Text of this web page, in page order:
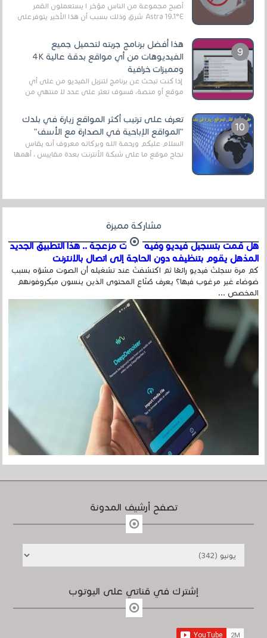
أصبح مجموعة من الناس مؤخر ا يستعملون القمر
Astra 19.1°E شرق وذلك بسبب أن هذا الأخير يتوفرعلى
هذا أفضل برنامج جربته لتحميل جميع
الفيديوهات من أي مواقع بدقة عالية 4K
ومميزات خرافية
إذا كنت تبحث عن برنامج لتنزيل الفيديو من على أي
موقع أو منصة، فسوف تعثر على عدد لا منتهي من
تعرف على ترتيب أكثر المواقع زيارة في بلدك
"المواقع الإباحية في الصدارة مع الأسف"
السلام عليكم ورحمة الله وبركاته معروف أنه يقاس
نجاح موقع ما على شبكة الأنترنت بعدة مقاييس ، أهمها
مشاركة مميزة
هل قمت بتسجيل فيديو وفيه أصوت مزعجة .. هذا التطبيق الجديد
المذهل يقوم بتنظيفه دون الحاجة إلى اتصال بالإنترنت
كم مرة سجلتَ فيديو رائعًا ثم اكتشفتَ عند تشغيله أن الصوت مشوّه بسبب
ضوضاء غير مرغوب فيها؟ يعرف صُنّاع المحتوى الذين ينسون ميكروفونهم
المخصص ...
تصفح أرشيف المدونة
إشترك في قناتي على اليوتوب